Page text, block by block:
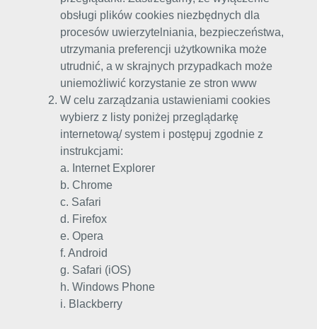
obsługi plików cookies niezbędnych dla
procesów uwierzytelniania, bezpieczeństwa,
utrzymania preferencji użytkownika może
utrudnić, a w skrajnych przypadkach może
uniemożliwić korzystanie ze stron www
W celu zarządzania ustawieniami cookies
wybierz z listy poniżej przeglądarkę
internetową/ system i postępuj zgodnie z
instrukcjami:
a. Internet Explorer
b. Chrome
c. Safari
d. Firefox
e. Opera
f. Android
g. Safari (iOS)
h. Windows Phone
i. Blackberry